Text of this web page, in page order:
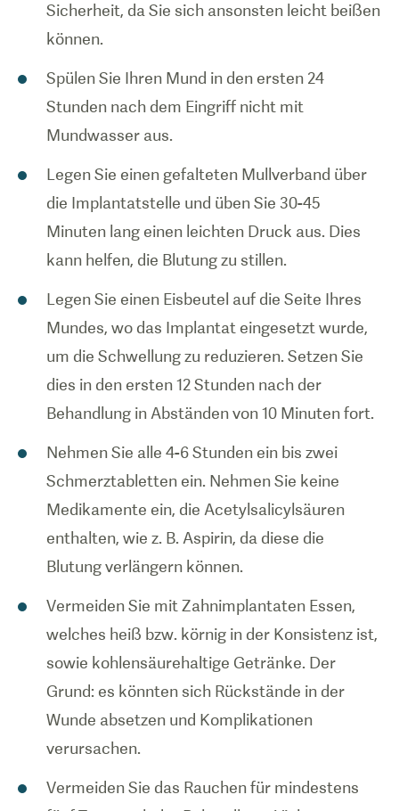
Sicherheit, da Sie sich ansonsten leicht beißen
können.
Spülen Sie Ihren Mund in den ersten 24
Stunden nach dem Eingriff nicht mit
Mundwasser aus.
Legen Sie einen gefalteten Mullverband über
die Implantatstelle und üben Sie 30-45
Minuten lang einen leichten Druck aus. Dies
kann helfen, die Blutung zu stillen.
Legen Sie einen Eisbeutel auf die Seite Ihres
Mundes, wo das Implantat eingesetzt wurde,
um die Schwellung zu reduzieren. Setzen Sie
dies in den ersten 12 Stunden nach der
Behandlung in Abständen von 10 Minuten fort.
Nehmen Sie alle 4-6 Stunden ein bis zwei
Schmerztabletten ein. Nehmen Sie keine
Medikamente ein, die Acetylsalicylsäuren
enthalten, wie z. B. Aspirin, da diese die
Blutung verlängern können.
Vermeiden Sie mit Zahnimplantaten Essen,
welches heiß bzw. körnig in der Konsistenz ist,
sowie kohlensäurehaltige Getränke. Der
Grund: es könnten sich Rückstände in der
Wunde absetzen und Komplikationen
verursachen.
Vermeiden Sie das Rauchen für mindestens